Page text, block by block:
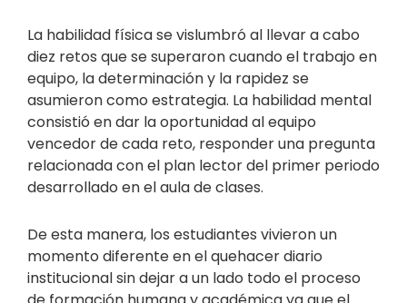
La habilidad física se vislumbró al llevar a cabo
diez retos que se superaron cuando el trabajo en
equipo, la determinación y la rapidez se
asumieron como estrategia. La habilidad mental
consistió en dar la oportunidad al equipo
vencedor de cada reto, responder una pregunta
relacionada con el plan lector del primer periodo
desarrollado en el aula de clases.
De esta manera, los estudiantes vivieron un
momento diferente en el quehacer diario
institucional sin dejar a un lado todo el proceso